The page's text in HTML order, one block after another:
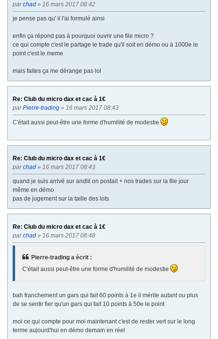
parchad » 16 mars 2017 08:42
je pense pas qu' il l'ai formulé ainsi
enfin ça répond pas à pourquoi ouvrir une file micro ?
ce qui compte c'est le partage le trade qu'il soit en démo ou à 1000e le
point c'est le meme
mais faites ça me dérange pas lol
Re: Club du micro dax et cac à 1€
parPierre-trading » 16 mars 2017 08:43
C'était aussi peut-être une forme d'humilité de modestie
Re: Club du micro dax et cac à 1€
parchad » 16 mars 2017 08:43
quand je suis arrivé sur andlil on postait + nos trades sur la file jour
même en démo
pas de jugement sur la taille des lots
Re: Club du micro dax et cac à 1€
parchad » 16 mars 2017 08:48
Pierre-trading a écrit :
C'était aussi peut-être une forme d'humilité de modestie
bah franchement un gars qui fait 60 points à 1e il mérite autant ou plus
de se sentir fier qu'un gars qui fait 10 points à 50e le point
moi ce qui compte pour moi maintenant c'est de rester vert sur le long
terme aujourd'hui en démo demain en réel